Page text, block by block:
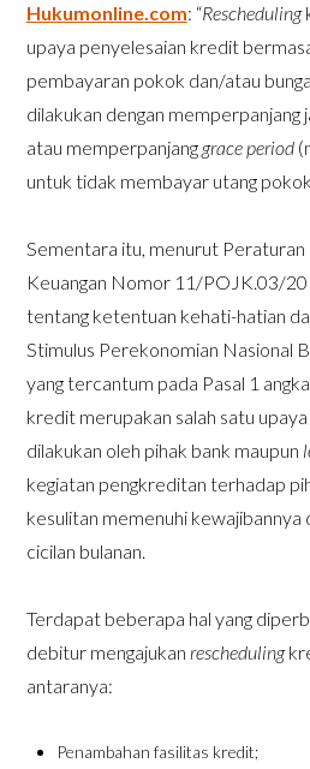
Hukumonline.com: “Rescheduling
upaya penyelesaian kredit
pembayaran pokok dan/atau
dilakukan dengan memperpanjang
atau memperpanjang grace period
untuk tidak membayar utang
Sementara itu, menurut
Keuangan Nomor 11/POJK.03/
tentang ketentuan kehati-hatian
Stimulus Perekonomian Nasional
yang tercantum pada Pasal 1
kredit merupakan salah satu
dilakukan oleh pihak bank maupun
kegiatan pengkreditan terhadap
kesulitan memenuhi kewajibannya
cicilan bulanan.
Terdapat beberapa hal yang
debitur mengajukan rescheduling
antaranya:
Penambahan fasilitas kredit;